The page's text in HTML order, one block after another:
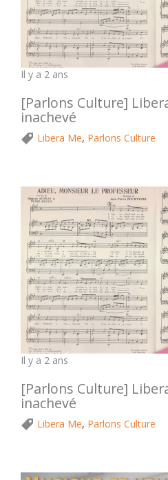
Il y a 2 ans
[Parlons Culture]
inachevé
Libera Me, Parlons Culture
Il y a 2 ans
[Parlons Culture]
inachevé
Libera Me, Parlons Culture